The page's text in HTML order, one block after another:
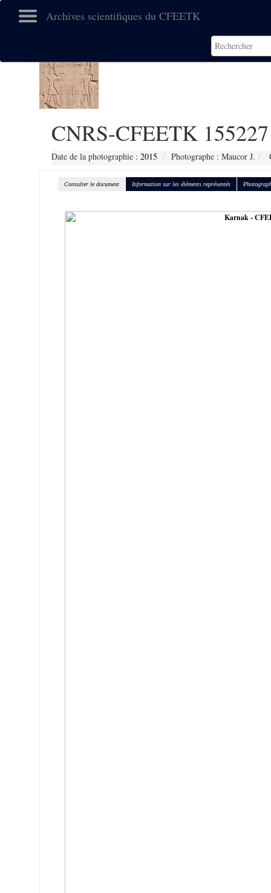
Archives scientifiques du CFEETK
CNRS-CFEETK 155227
Date de la photographie : 2015 Photographe : Maucor J.
Consulter le document Information sur les éléments représentés